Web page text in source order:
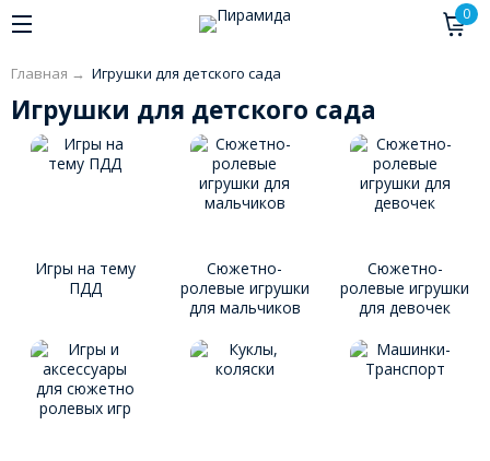
0
Главная → Игрушки для детского сада
Игрушки для детского сада
Игры на тему
ПДД
Cюжетно-
ролевые игрушки
для мальчиков
Cюжетно-
ролевые игрушки
для девочек